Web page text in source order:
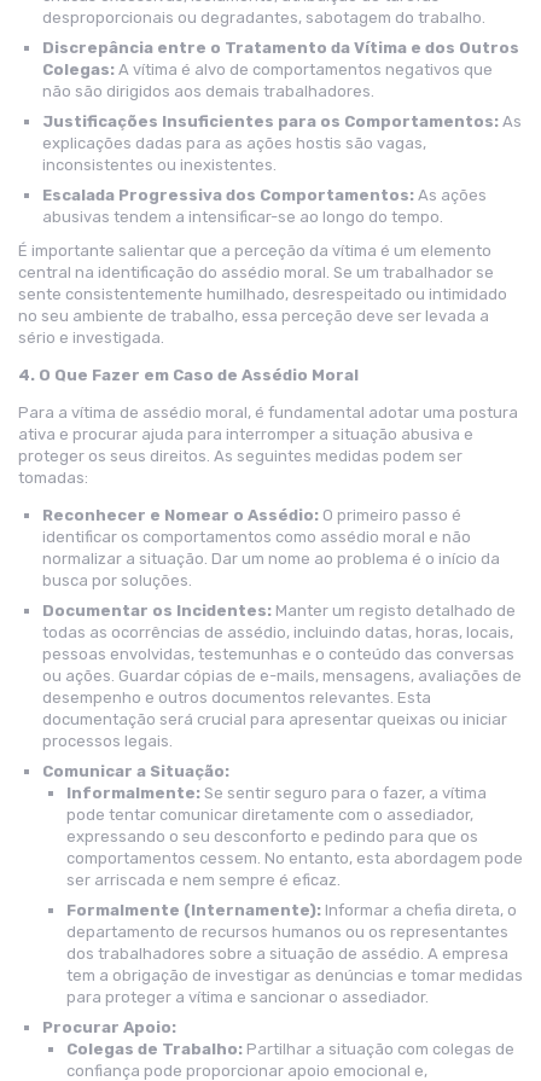
desproporcionais ou degradantes, sabotagem do trabalho.
Discrepância entre o Tratamento da Vítima e dos Outros
Colegas: A vítima é alvo de comportamentos negativos que
não são dirigidos aos demais trabalhadores.
Justificações Insuficientes para os Comportamentos: As
explicações dadas para as ações hostis são vagas,
inconsistentes ou inexistentes.
Escalada Progressiva dos Comportamentos: As ações
abusivas tendem a intensificar-se ao longo do tempo.
É importante salientar que a perceção da vítima é um elemento
central na identificação do assédio moral. Se um trabalhador se
sente consistentemente humilhado, desrespeitado ou intimidado
no seu ambiente de trabalho, essa perceção deve ser levada a
sério e investigada.
4. O Que Fazer em Caso de Assédio Moral
Para a vítima de assédio moral, é fundamental adotar uma postura
ativa e procurar ajuda para interromper a situação abusiva e
proteger os seus direitos. As seguintes medidas podem ser
tomadas:
Reconhecer e Nomear o Assédio: O primeiro passo é
identificar os comportamentos como assédio moral e não
normalizar a situação. Dar um nome ao problema é o início da
busca por soluções.
Documentar os Incidentes: Manter um registo detalhado de
todas as ocorrências de assédio, incluindo datas, horas, locais,
pessoas envolvidas, testemunhas e o conteúdo das conversas
ou ações. Guardar cópias de e-mails, mensagens, avaliações de
desempenho e outros documentos relevantes. Esta
documentação será crucial para apresentar queixas ou iniciar
processos legais.
Comunicar a Situação:
Informalmente: Se sentir seguro para o fazer, a vítima
pode tentar comunicar diretamente com o assediador,
expressando o seu desconforto e pedindo para que os
comportamentos cessem. No entanto, esta abordagem pode
ser arriscada e nem sempre é eficaz.
Formalmente (Internamente): Informar a chefia direta, o
departamento de recursos humanos ou os representantes
dos trabalhadores sobre a situação de assédio. A empresa
tem a obrigação de investigar as denúncias e tomar medidas
para proteger a vítima e sancionar o assediador.
Procurar Apoio:
Colegas de Trabalho: Partilhar a situação com colegas de
confiança pode proporcionar apoio emocional e,